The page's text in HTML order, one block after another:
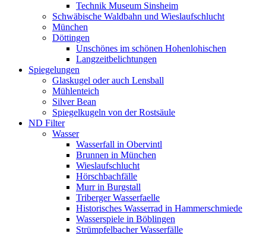
Technik Museum Sinsheim
Schwäbische Waldbahn und Wieslaufschlucht
München
Döttingen
Unschönes im schönen Hohenlohischen
Langzeitbelichtungen
Spiegelungen
Glaskugel oder auch Lensball
Mühlenteich
Silver Bean
Spiegelkugeln von der Rostsäule
ND Filter
Wasser
Wasserfall in Obervintl
Brunnen in München
Wieslaufschlucht
Hörschbachfälle
Murr in Burgstall
Triberger Wasserfaelle
Historisches Wasserrad in Hammerschmiede
Wasserspiele in Böblingen
Strümpfelbacher Wasserfälle